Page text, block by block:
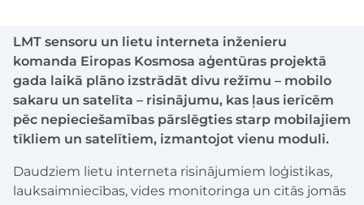
LMT sensoru un lietu interneta inženieru
komanda Eiropas Kosmosa aģentūras projektā
gada laikā plāno izstrādāt divu režīmu – mobilo
sakaru un satelīta – risinājumu, kas ļaus ierīcēm
pēc nepieciešamības pārslēgties starp mobilajiem
tīkliem un satelītiem, izmantojot vienu moduli.
Daudziem lietu interneta risinājumiem loģistikas,
lauksaimniecības, vides monitoringa un citās jomās